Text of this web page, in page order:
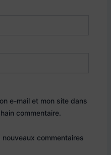
e-mail et mon site dans
commentaire.
commentaires